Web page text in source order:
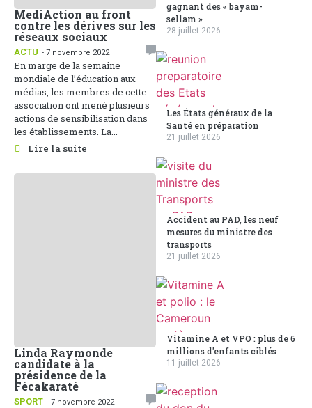
MediAction au front
contre les dérives sur les
réseaux sociaux
ACTU - 7 novembre 2022
En marge de la semaine
mondiale de l’éducation aux
médias, les membres de cette
association ont mené plusieurs
actions de sensibilisation dans
les établissements. La...
Lire la suite
Linda Raymonde
candidate à la
présidence de la
Fécakaraté
SPORT - 7 novembre 2022
gagnant des « bayam-
sellam »
28 juillet 2026
Les États généraux de la
Santé en préparation
21 juillet 2026
Accident au PAD, les neuf
mesures du ministre des
transports
21 juillet 2026
Vitamine A et VPO : plus de 6
millions d'enfants ciblés
11 juillet 2026